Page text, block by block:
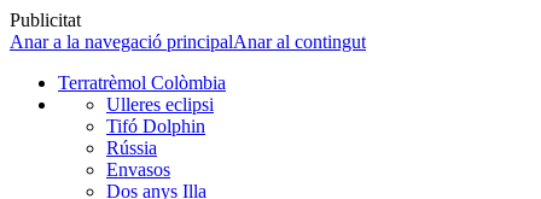
Publicitat
Anar a la navegació principalAnar al contingut
Terratrèmol Colòmbia
Ulleres eclipsi
Tifó Dolphin
Rússia
Envasos
Dos anys Illa